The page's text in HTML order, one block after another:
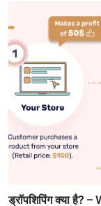
ड्रॉपशिपिंग क्या